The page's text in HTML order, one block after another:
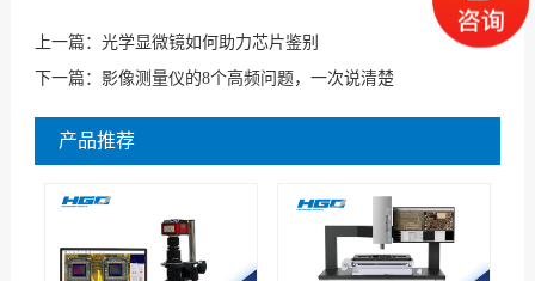
上一篇： 光学显微镜如何助力芯片鉴别
下一篇： 影像测量仪的8个高频问题，一次说清楚
产品推荐